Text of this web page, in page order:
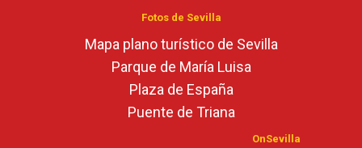
Fotos de Sevilla
Mapa plano turístico de Sevilla
Parque de María Luisa
Plaza de España
Puente de Triana
OnSevilla